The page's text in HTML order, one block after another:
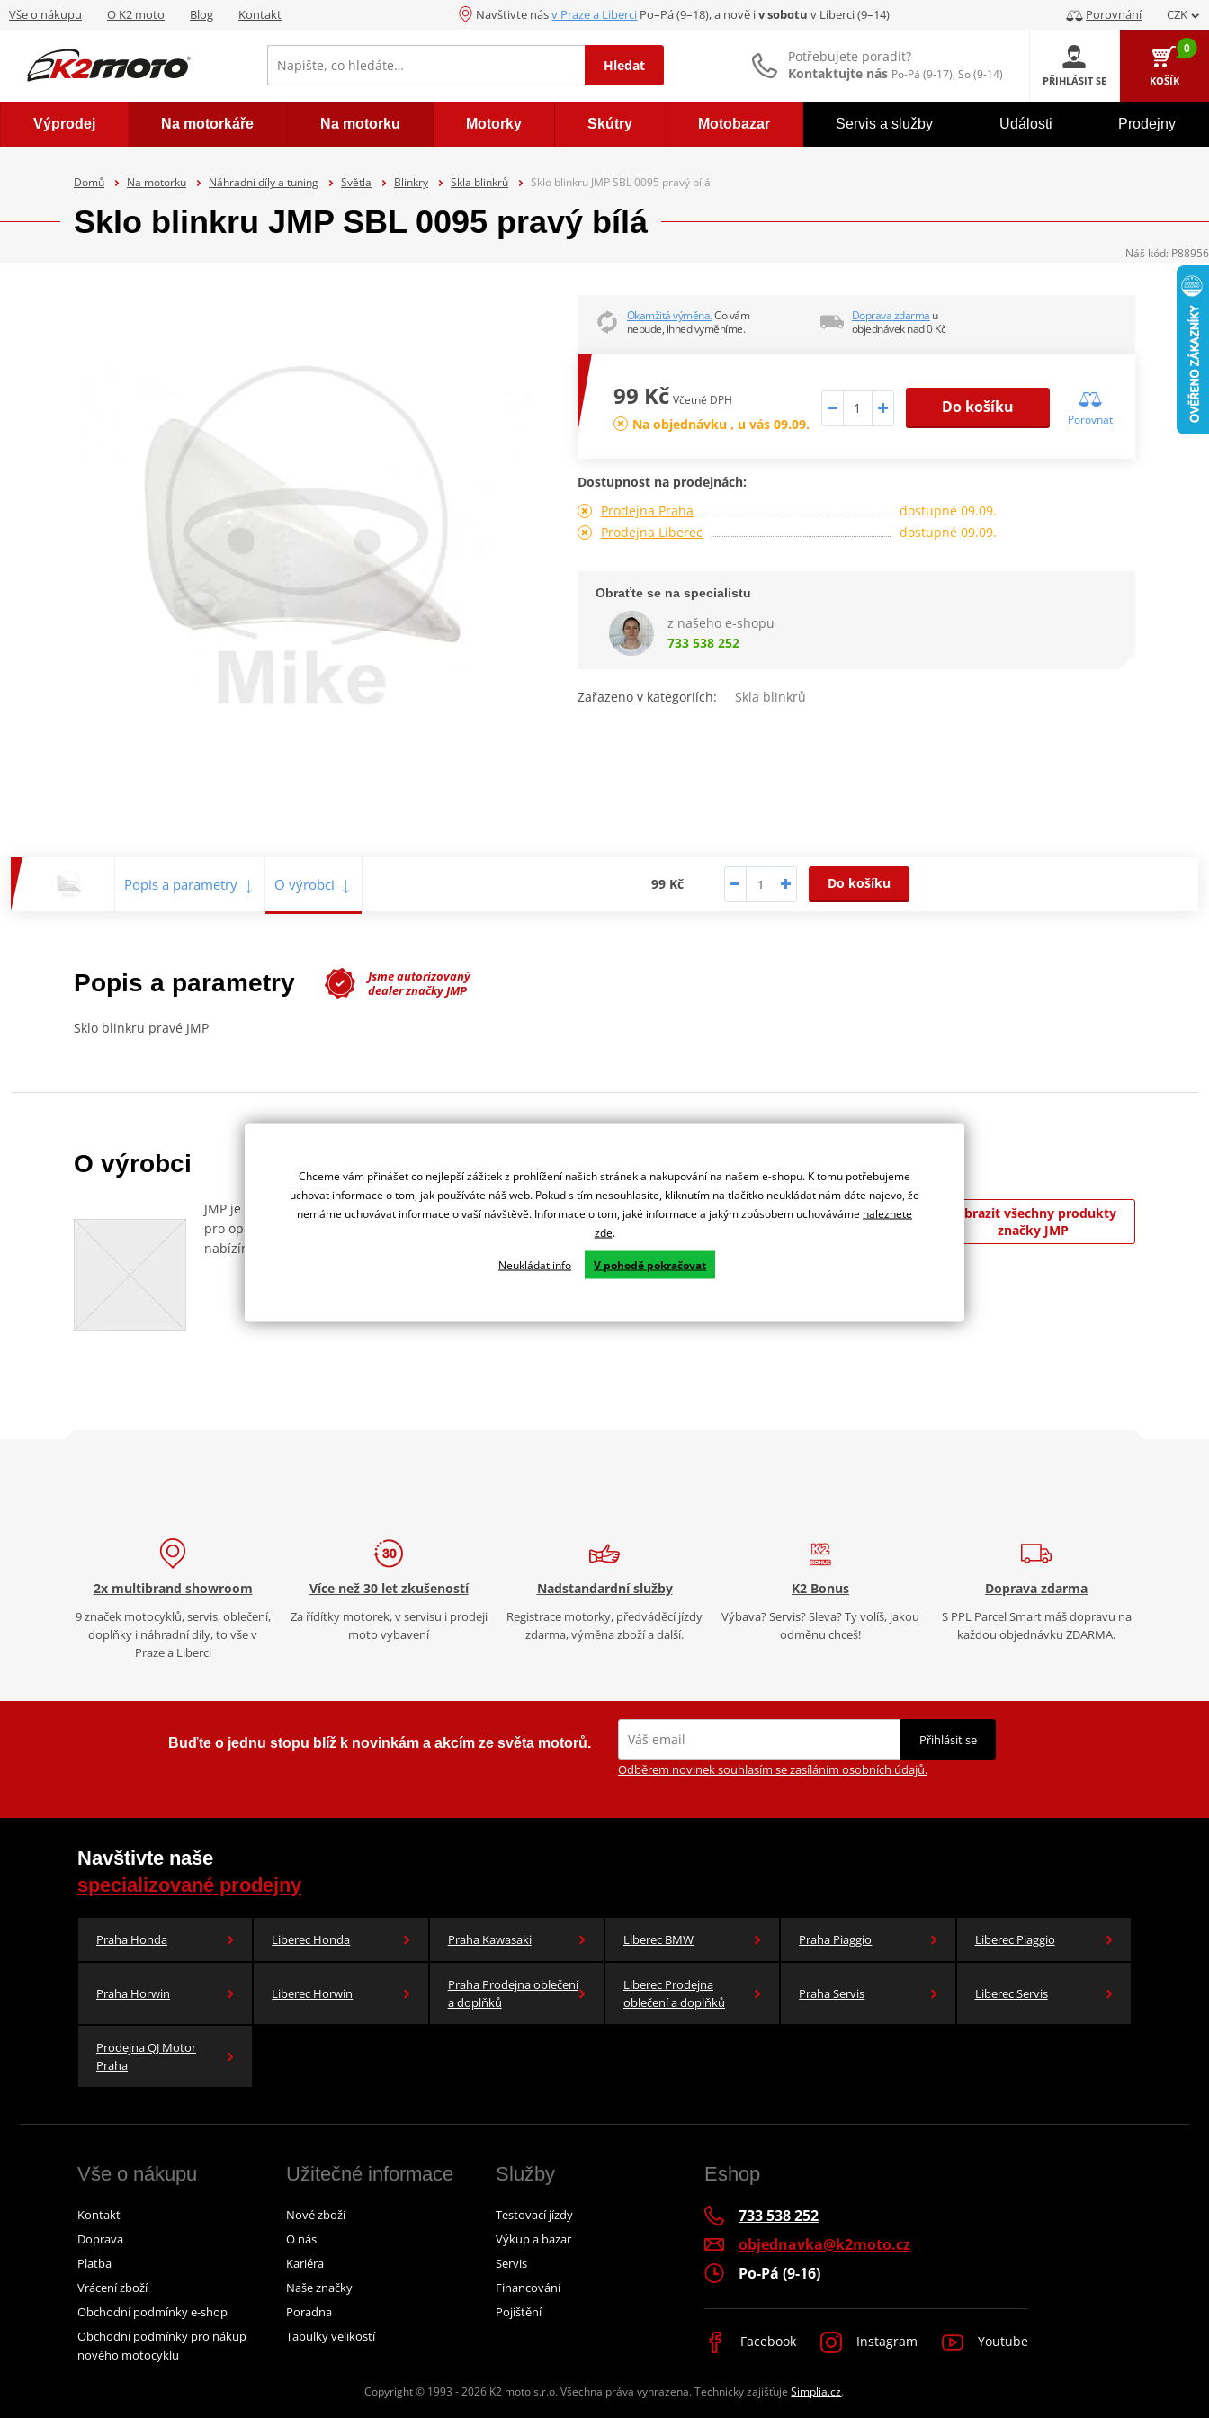
Vše o nákupu O K2 moto Blog Kontakt Navštivte násv Praze a Liberci Po–Pá (9–18), a nově iv sobotu v Liberci (9–14) Porovnání CZK
Hledat
Potřebujete poradit?
Kontaktujte nás Po-Pá (9-17), So (9-14) PŘIHLÁSIT SE
0
KOŠÍK
Výprodej Na motorkáře Na motorku Motorky Skútry Motobazar Servis a služby Události Prodejny
Domů Na motorku Náhradní díly a tuning Světla Blinkry Skla blinkrů Sklo blinkru JMP SBL 0095 pravý bílá
Sklo blinkru JMP SBL 0095 pravý bílá
Okamžitá výměna.Co vám
nebude, ihned vyměníme.
Doprava zdarma u
objednávek nad 0 Kč
99 Kč Včetně DPH
Na objednávku , u vás 09.09.
Do košíku
Porovnat
Dostupnost na prodejnách:
Prodejna Praha
dostupné 09.09.
Prodejna Liberec
dostupné 09.09.
Obraťte se na specialistu
z našeho e-shopu
733 538 252
Zařazeno v kategoriích: Skla blinkrů
Popis a parametry O výrobci 99 Kč Do košíku
Popis a parametry
Jsme autorizovaný
dealer značky JMP
Sklo blinkru pravé JMP
O výrobci
JMP je německá značka spadající pod firmu JM Products. JMP vyrábí vysoce kvalitní elektronická zařízení a nástroje
pro opravu motocyklů. Sortiment zahrnuje startéry, startovací relé, CDI řídící jednotky a zapalovací cívky. Dále
nabízíme sady šroubků, matic a různé nářadí na opravu motocyklu
Zobrazit všechny produkty
značky JMP
Náš kód: P88956
2x multibrand showroom
9 značek motocyklů, servis, oblečení,
doplňky i náhradní díly, to vše v
Praze a Liberci
Více než 30 let zkušeností
Za řídítky motorek, v servisu i prodeji
moto vybavení
Nadstandardní služby
Registrace motorky, předváděcí jízdy
zdarma, výměna zboží a další.
K2 Bonus
Výbava? Servis? Sleva? Ty volíš, jakou
odměnu chceš!
Doprava zdarma
S PPL Parcel Smart máš dopravu na
každou objednávku ZDARMA.
Buďte o jednu stopu blíž k novinkám a akcím ze světa motorů.
Přihlásit se
Odběrem novinek souhlasím se zasíláním osobních údajů.
Navštivte naše
specializované prodejny
Praha Honda Liberec Honda Praha Kawasaki Liberec BMW Praha Piaggio Liberec Piaggio
Praha Horwin Liberec Horwin
Praha Prodejna oblečení
a doplňků
Liberec Prodejna
oblečení a doplňků
Praha Servis Liberec Servis
Prodejna QJ Motor
Praha
Vše o nákupu
Kontakt
Doprava
Platba
Vrácení zboží
Obchodní podmínky e-shop
Obchodní podmínky pro nákup
nového motocyklu
Užitečné informace
Nové zboží
O nás
Kariéra
Naše značky
Poradna
Tabulky velikostí
Služby
Testovací jízdy
Výkup a bazar
Servis
Financování
Pojištění
Eshop
733 538 252
objednavka@k2moto.cz
Po-Pá (9-16)
Facebook Instagram Youtube
Copyright © 1993 - 2026 K2 moto s.r.o. Všechna práva vyhrazena. Technicky zajišťujeSimplia.cz.
Chceme vám přinášet co nejlepší zážitek z prohlížení našich stránek a nakupování na našem e-shopu. K tomu potřebujeme
uchovat informace o tom, jak používáte náš web. Pokud s tím nesouhlasíte, kliknutím na tlačítko neukládat nám dáte najevo, že
nemáme uchovávat informace o vaší návštěvě. Informace o tom, jaké informace a jakým způsobem uchováváme naleznete
zde.
Neukládat info V pohodě pokračovat